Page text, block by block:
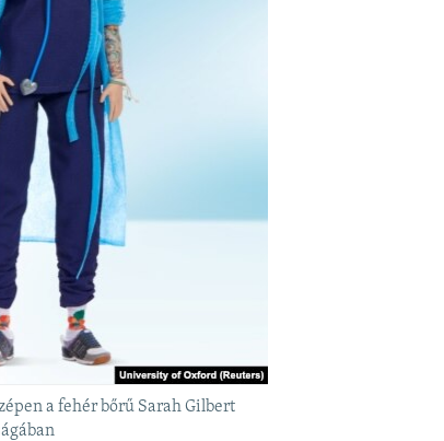
a fehér bőrű Sarah Gilbert